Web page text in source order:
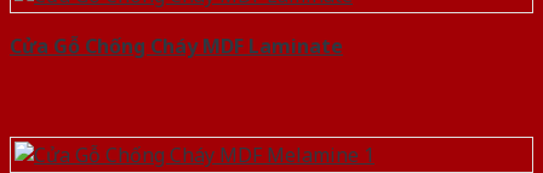
Cửa Gỗ Chống Cháy MDF Laminate